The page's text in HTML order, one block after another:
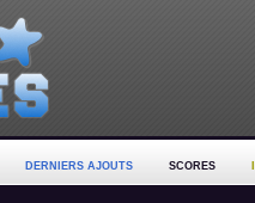
DERNIERS AJOUTS SCORES